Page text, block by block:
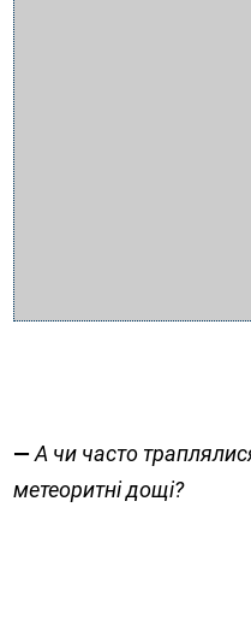
—А чи часто
метеоритні дощі?